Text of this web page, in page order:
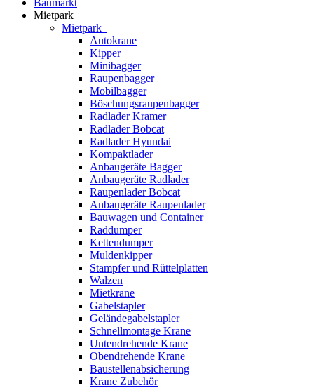
Baumarkt
Mietpark
Mietpark
Autokrane
Kipper
Minibagger
Raupenbagger
Mobilbagger
Böschungsraupenbagger
Radlader Kramer
Radlader Bobcat
Radlader Hyundai
Kompaktlader
Anbaugeräte Bagger
Anbaugeräte Radlader
Raupenlader Bobcat
Anbaugeräte Raupenlader
Bauwagen und Container
Raddumper
Kettendumper
Muldenkipper
Stampfer und Rüttelplatten
Walzen
Mietkrane
Gabelstapler
Geländegabelstapler
Schnellmontage Krane
Untendrehende Krane
Obendrehende Krane
Baustellenabsicherung
Krane Zubehör